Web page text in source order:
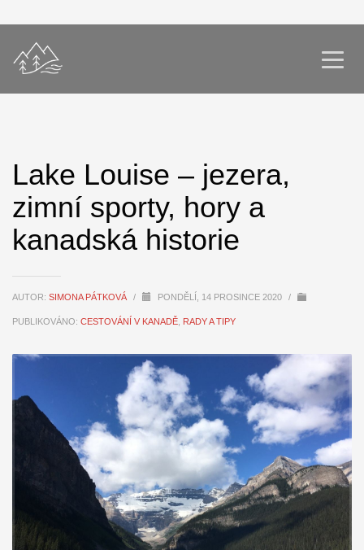
Lake Louise – jezera,
zimní sporty, hory a
kanadská historie
AUTOR: SIMONA PÁTKOVÁ / PONDĚLÍ, 14 PROSINCE 2020 /
PUBLIKOVÁNO: CESTOVÁNÍ V KANADĚ RADY A TIPY